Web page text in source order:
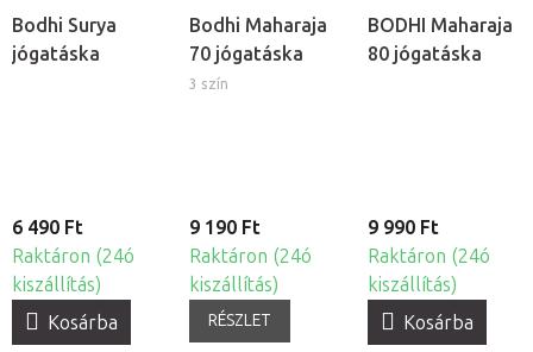
Bodhi Surya
jógatáska
6 490 Ft
Raktáron (24ó
kiszállítás)
Kosárba
Bodhi Maharaja
70 jógatáska
3 szín
9 190 Ft
Raktáron (24ó
kiszállítás)
RÉSZLET
BODHI Maharaja
80 jógatáska
9 990 Ft
Raktáron (24ó
kiszállítás)
Kosárba